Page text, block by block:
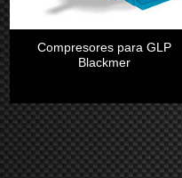
Compresores para GLP
Blackmer